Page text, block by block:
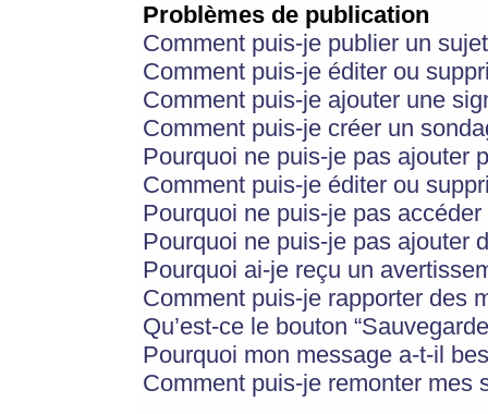
Problèmes de publication
Comment puis-je publier un
Comment puis-je éditer ou
Comment puis-je ajouter une
Comment puis-je créer un
Pourquoi ne puis-je pas ajouter
Comment puis-je éditer ou
Pourquoi ne puis-je pas
Pourquoi ne puis-je pas ajouter
Pourquoi ai-je reçu un
Comment puis-je rapporter des
Qu’est-ce le bouton
Pourquoi mon message a-t-il
Comment puis-je remonter mes